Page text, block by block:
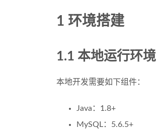
1 环境搭建
1.1 本地运行环境
本地开发需要如下组件：
Java：1.8+
MySQL：5.6.5+